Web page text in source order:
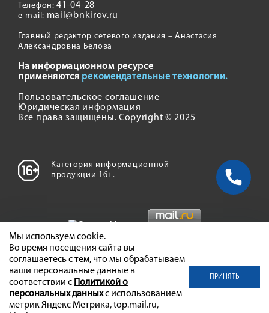
Телефон:41-04-28
e-mail: mail@bnkirov.ru
Главный редактор сетевого издания – Анастасия
Александровна Белова
На информационном ресурсе
применяются рекомендательные технологии.
Пользовательское соглашение
Юридическая информация
Все права защищены. Copyright © 2025
Категория информационной
продукции 16+.
Мы используем cookie.
Во время посещения сайта вы
соглашаетесь с тем, что мы обрабатываем
ваши персональные данные в
соответствии с Политикой о
персональных данныхс использованием
метрик Яндекс Метрика, top.mail.ru,
ПРИНЯТЬ